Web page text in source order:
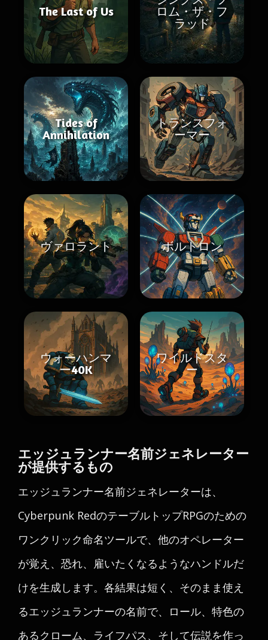
The Last of Us
ロム・ザ・フ
ラッド
Tides of
Annihilation
トランスフォ
ーマー
ヴァロラント ボルトロン
ウォーハンマ
ー40K
ワイルドスタ
ー
エッジュランナー名前ジェネレーター
が提供するもの
エッジュランナー名前ジェネレーターは、
Cyberpunk RedのテーブルトップRPGのための
ワンクリック命名ツールで、他のオペレーター
が覚え、恐れ、雇いたくなるようなハンドルだ
けを生成します。各結果は短く、そのまま使え
るエッジュランナーの名前で、ロール、特色の
あるクローム、ライフパス、そして伝説を作っ